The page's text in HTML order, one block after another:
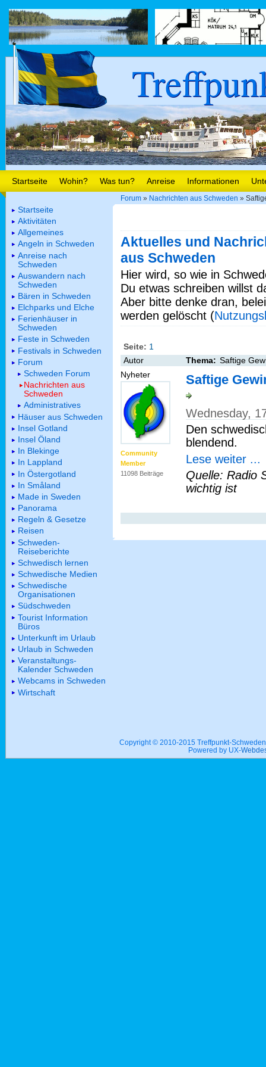
Startseite Wohin? Was tun? Anreise Informationen
Forum » Nachrichten aus Schweden »
Aktuelles und
aus Schweden
Hier wird, so wie in
Du etwas schreiben willst
Aber bitte denke dran,
werden gelöscht (
Seite: 1
Autor
Thema: Saftige
Nyheter
Community
Member
11098 Beiträge
Saftige
Wednesday,
Den
blendend.
Lese weiter ...
Quelle: Radio
wichtig ist
Startseite
Aktivitäten
Allgemeines
Angeln in Schweden
Anreise nach
Schweden
Auswandern nach
Schweden
Bären in Schweden
Elchparks und Elche
Ferienhäuser in
Schweden
Feste in Schweden
Festivals in Schweden
Forum
Schweden Forum
Nachrichten aus
Schweden
Administratives
Häuser aus Schweden
Insel Gotland
Insel Öland
In Blekinge
In Lappland
In Östergotland
In Småland
Made in Sweden
Panorama
Regeln & Gesetze
Reisen
Schweden-
Reiseberichte
Schwedisch lernen
Schwedische Medien
Schwedische
Organisationen
Südschweden
Tourist Information
Büros
Unterkunft im Urlaub
Urlaub in Schweden
Veranstaltungs-
Kalender Schweden
Webcams in Schweden
Wirtschaft
Copyright © 2010-2015 Treffpunkt-
Powered by UX-